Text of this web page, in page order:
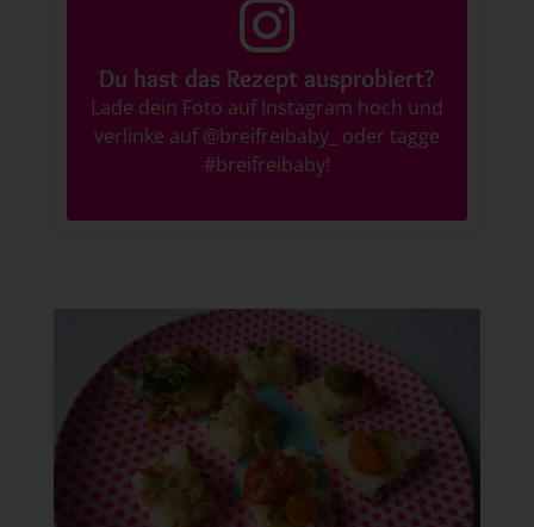
Du hast das Rezept ausprobiert?
Lade dein Foto auf Instagram hoch und
verlinke auf@breifreibaby_ oder tagge
#breifreibaby!